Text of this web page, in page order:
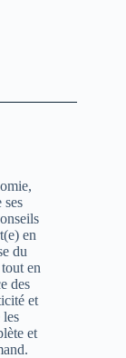
ses
en
du
en
des
et
les
et